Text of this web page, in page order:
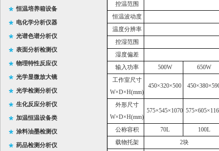
恒温培养箱设备
电化学分析仪器
光谱色谱分析仪
表面分析检测仪
物理特性反应仪
光学显微放大镜
光学检测分析仪
生化反应分析仪
加温恒温设备类
涂料油墨检测仪
药品检测分析仪
控温范围
恒温波动度
温度分辨率
控湿范围
湿度偏差
输入功率
500W
650W
工作室尺寸
W×D×H(mm)
450×320×500
外形尺寸
W×D×H(mm)
575×545×1070
公称容积 70L
100L
载物托架
2块